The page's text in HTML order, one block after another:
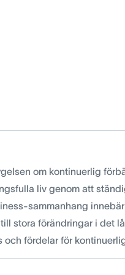
om kontinuerlig
liv genom att
sammanhang
stora förändringar i det
och fördelar för